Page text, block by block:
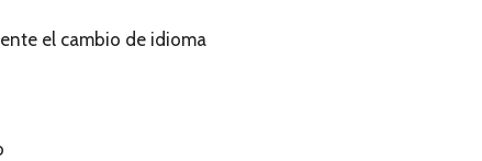
el cambio de idioma